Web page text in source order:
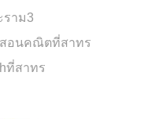
ราม3
สอนคณิตที่สาทร
ที่สาทร